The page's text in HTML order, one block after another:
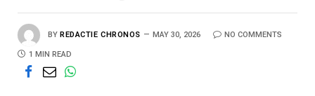
BY REDACTIE CHRONOS MAY 30, 2026 NO COMMENTS
1 MIN READ